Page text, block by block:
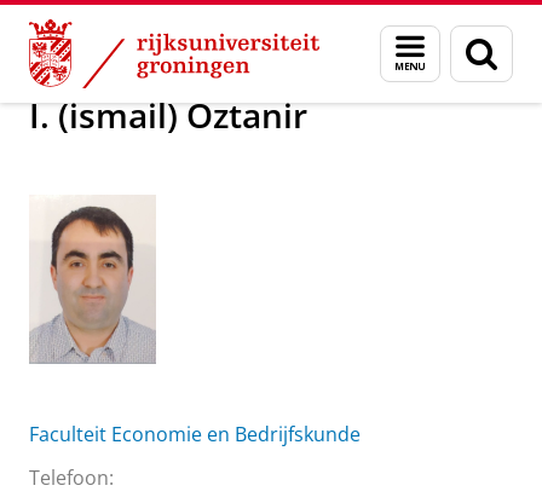
Skip
Content
Skip
Navigation
Menu
en
zoeken
Over ons I. (ismail) Oztanir
I. (ismail) Oztanir
Faculteit Economie en Bedrijfskunde
Telefoon: